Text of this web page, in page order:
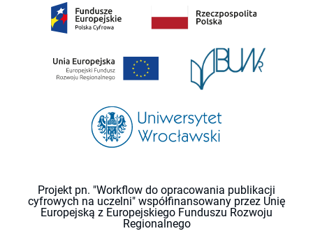
Projekt pn. "Workflow do opracowania publikacji
cyfrowych na uczelni" współfinansowany przez Unię
Europejską z Europejskiego Funduszu Rozwoju
Regionalnego